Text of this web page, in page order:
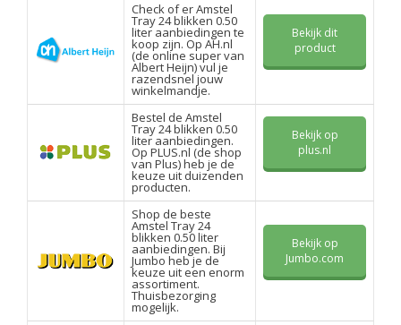
Check of er Amstel
Tray 24 blikken 0.50
liter aanbiedingen te
koop zijn. Op AH.nl
(de online super van
Albert Heijn) vul je
razendsnel jouw
winkelmandje.
Bekijk dit
product
Bestel de Amstel
Tray 24 blikken 0.50
liter aanbiedingen.
Op PLUS.nl (de shop
van Plus) heb je de
keuze uit duizenden
producten.
Bekijk op
plus.nl
Shop de beste
Amstel Tray 24
blikken 0.50 liter
aanbiedingen. Bij
Jumbo heb je de
keuze uit een enorm
assortiment.
Thuisbezorging
mogelijk.
Bekijk op
Jumbo.com